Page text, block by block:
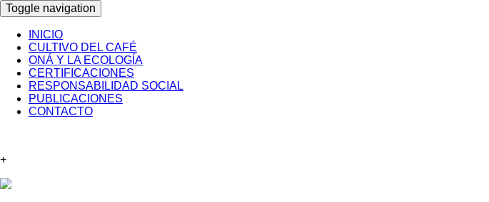
Toggle navigation
INICIO
CULTIVO DEL CAFÉ
ONÁ Y LA ECOLOGÍA
CERTIFICACIONES
RESPONSABILIDAD SOCIAL
PUBLICACIONES
CONTACTO
+